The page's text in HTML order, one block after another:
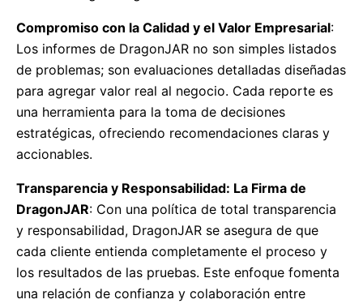
Compromiso con la Calidad y el Valor Empresarial:
Los informes de DragonJAR no son simples listados
de problemas; son evaluaciones detalladas diseñadas
para agregar valor real al negocio. Cada reporte es
una herramienta para la toma de decisiones
estratégicas, ofreciendo recomendaciones claras y
accionables.
Transparencia y Responsabilidad: La Firma de
DragonJAR: Con una política de total transparencia
y responsabilidad, DragonJAR se asegura de que
cada cliente entienda completamente el proceso y
los resultados de las pruebas. Este enfoque fomenta
una relación de confianza y colaboración entre